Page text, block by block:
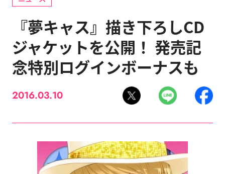
『夢キャス』描き下ろしCD
ジャケットを公開！ 発売記
念特別ログインボーナスも
2016.03.10